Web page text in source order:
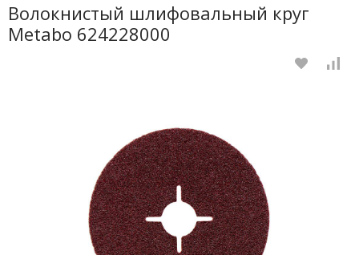
Волокнистый шлифовальный круг
Metabo 624228000